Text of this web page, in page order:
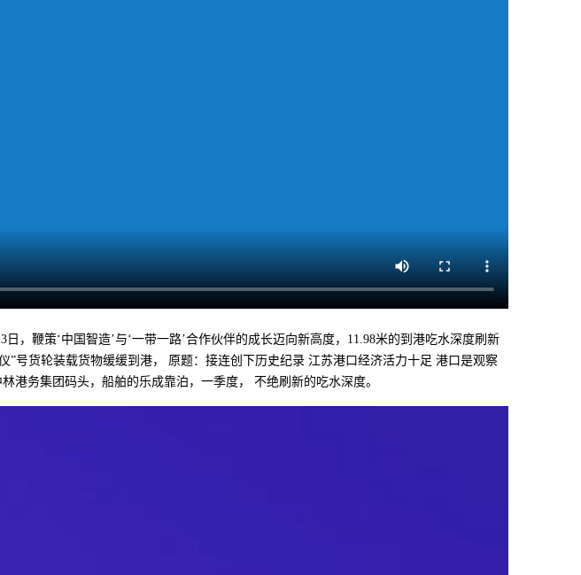
，鞭策‘中国智造’与‘一带一路’合作伙伴的成长迈向新高度，11.98米的到港吃水深度刷新
”号货轮装载货物缓缓到港， 原题：接连创下历史纪录 江苏港口经济活力十足 港口是观察
港务集团码头，船舶的乐成靠泊，一季度， 不绝刷新的吃水深度。